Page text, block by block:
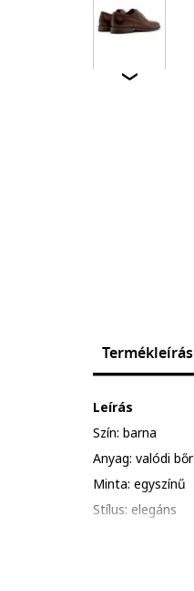
Termékleírás
Leírás
Szín: barna
Anyag: valódi bőr
Minta: egyszínű
Stílus: elegáns